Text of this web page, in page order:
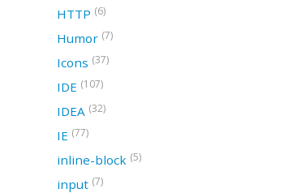
HTTP (6)
Humor (7)
Icons (37)
IDE (107)
IDEA (32)
IE (77)
inline-block (5)
input (7)